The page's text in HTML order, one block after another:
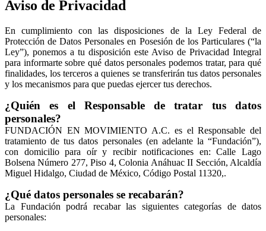
Aviso de Privacidad
En cumplimiento con las disposiciones de la Ley Federal de
Protección de Datos Personales en Posesión de los Particulares (“la
Ley”), ponemos a tu disposición este Aviso de Privacidad Integral
para informarte sobre qué datos personales podemos tratar, para qué
finalidades, los terceros a quienes se transferirán tus datos personales
y los mecanismos para que puedas ejercer tus derechos.
¿Quién es el Responsable de tratar tus datos
personales?
FUNDACIÓN EN MOVIMIENTO A.C. es el Responsable del
tratamiento de tus datos personales (en adelante la “Fundación”),
con domicilio para oír y recibir notificaciones en: Calle Lago
Bolsena Número 277, Piso 4, Colonia Anáhuac II Sección, Alcaldía
Miguel Hidalgo, Ciudad de México, Código Postal 11320,.
¿Qué datos personales se recabarán?
La Fundación podrá recabar las siguientes categorías de datos
personales: